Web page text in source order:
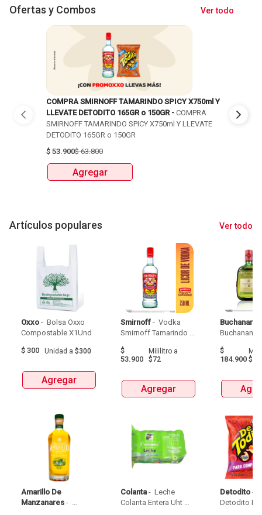
Ofertas y Combos Ver todo
COMPRA SMIRNOFF TAMARINDO SPICY X750ml Y
LLEVATE DETODITO 165GR o 150GR - COMPRA
SMIRNOFF TAMARINDO SPICY X750ml Y LLEVATE
DETODITO 165GR o 150GR
$ 53.900$63.800
Agregar
Artículos populares Ver todo
Oxxo - Bolsa Oxxo
$ 300 Unidad a $300
Agregar
Amarillo De
Manzanares -
Smirnoff - Vodka
Smirnoff Tamarindo
$
53.900
Mililitroa
$72
Agregar
Colanta - Leche
Colanta Entera Uht
Buchanans
$
184.900
Detodito -